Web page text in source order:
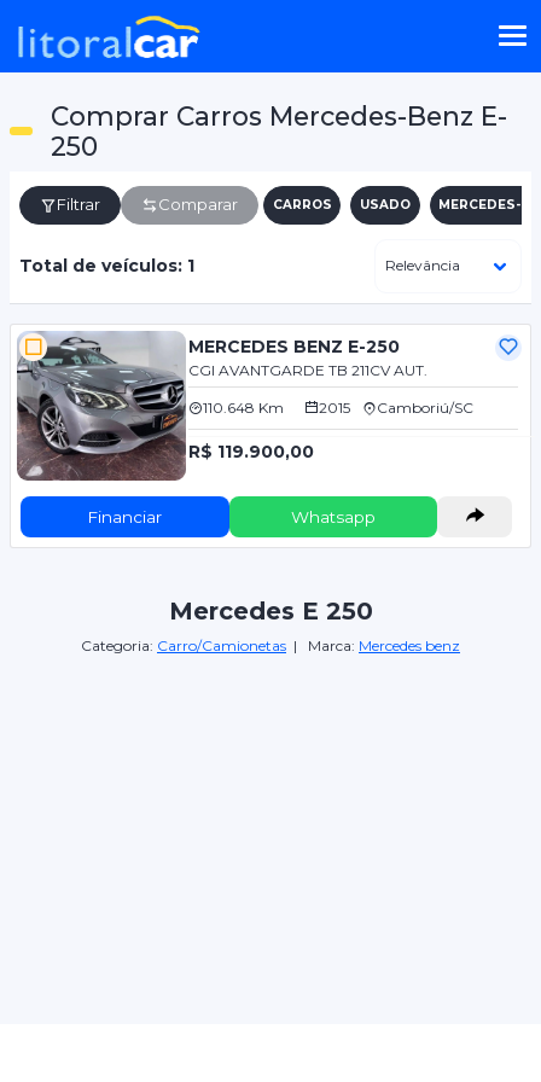
Comprar Carros Mercedes-Benz E-
250
Filtrar Comparar CARROS USADO MERCEDES-
Total de veículos: 1
MERCEDES BENZ E-250
CGI AVANTGARDE TB 211CV AUT.
110.648 Km 2015 Camboriú/SC
R$ 119.900,00
Financiar Whatsapp
Mercedes E 250
Categoria: Carro/Camionetas | Marca: Mercedes benz